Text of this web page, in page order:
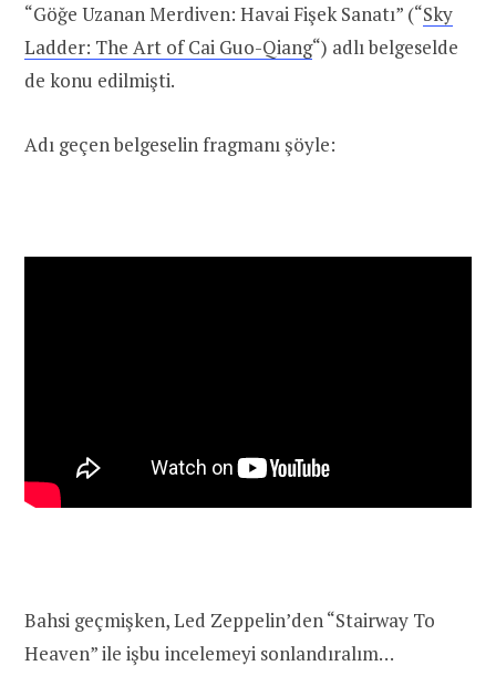
“Göğe Uzanan Merdiven: Havai Fişek Sanatı” (“Sky
Ladder: The Art of Cai Guo-Qiang“) adlı belgeselde
de konu edilmişti.
Adı geçen belgeselin fragmanı şöyle:
Bahsi geçmişken, Led Zeppelin’den “Stairway To
Heaven” ile işbu incelemeyi sonlandıralım…